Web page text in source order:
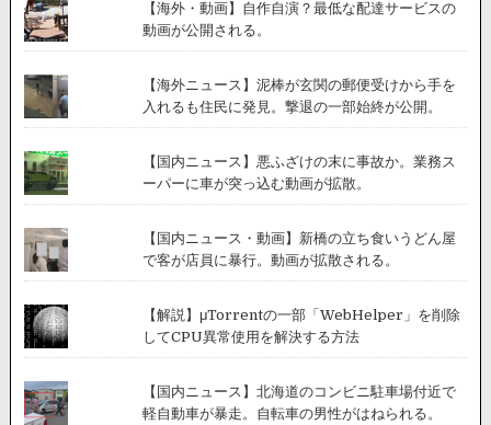
【海外・動画】自作自演？最低な配達サービスの
動画が公開される。
【海外ニュース】泥棒が玄関の郵便受けから手を
入れるも住民に発見。撃退の一部始終が公開。
【国内ニュース】悪ふざけの末に事故か。業務ス
ーパーに車が突っ込む動画が拡散。
【国内ニュース・動画】新橋の立ち食いうどん屋
で客が店員に暴行。動画が拡散される。
【解説】μTorrentの一部「WebHelper」を削除
してCPU異常使用を解決する方法
【国内ニュース】北海道のコンビニ駐車場付近で
軽自動車が暴走。自転車の男性がはねられる。